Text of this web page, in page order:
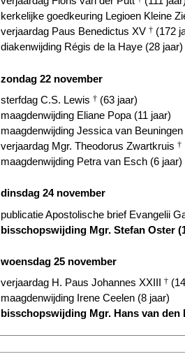
kerkelijke goedkeuring Legioen Kleine
verjaardag Paus Benedictus XV † (172
diakenwijding Régis de la Haye (28 jaar)
zondag 22 november
sterfdag C.S. Lewis † (63 jaar)
maagdenwijding Eliane Popa (11 jaar)
maagdenwijding Jessica van
verjaardag Mgr. Theodorus Zwartkruis †
maagdenwijding Petra van Esch (6 jaar)
dinsdag 24 november
publicatie Apostolische brief Evangelii
bisschopswijding Mgr. Stefan Oster
woensdag 25 november
verjaardag H. Paus Johannes XXIII †
maagdenwijding Irene Ceelen (8 jaar)
bisschopswijding Mgr. Hans van den